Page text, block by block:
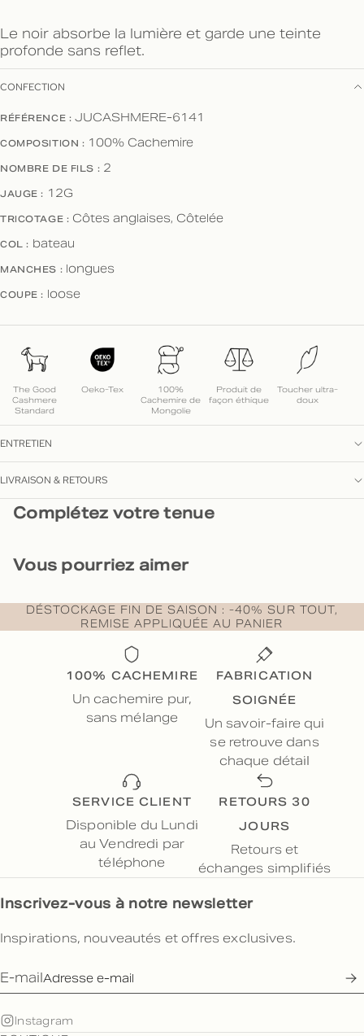
Le noir absorbe la lumière et garde une teinte
profonde sans reflet.
CONFECTION
RÉFÉRENCE : JUCASHMERE-6141
COMPOSITION : 100% Cachemire
NOMBRE DE FILS : 2
JAUGE : 12G
TRICOTAGE : Côtes anglaises, Côtelée
COL : bateau
MANCHES : longues
COUPE : loose
The Good
Cashmere
Standard
Oeko-Tex
100%
Cachemire de
Mongolie
Produit de
façon éthique
Toucher ultra-
doux
ENTRETIEN
LIVRAISON & RETOURS
Complétez votre tenue
Vous pourriez aimer
DÉSTOCKAGE FIN DE SAISON : -40% SUR TOUT,
REMISE APPLIQUÉE AU PANIER
100% CACHEMIRE
Un cachemire pur,
sans mélange
FABRICATION
SOIGNÉE
Un savoir-faire qui
se retrouve dans
chaque détail
SERVICE CLIENT
Disponible du Lundi
au Vendredi par
téléphone
RETOURS 30
JOURS
Retours et
échanges simplifiés
Inscrivez-vous à notre newsletter
Inspirations, nouveautés et offres exclusives.
E-mail
Instagram